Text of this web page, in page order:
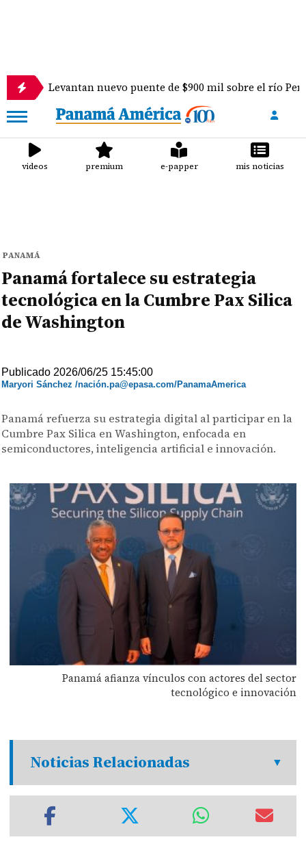
Levantan nuevo puente de $900 mil sobre el río Perequeté
videos premium e-papper mis noticias
PANAMÁ
Panamá fortalece su estrategia
tecnológica en la Cumbre Pax Silica
de Washington
Publicado 2026/06/25 15:45:00
Maryori Sánchez /nación.pa@epasa.com/PanamaAmerica
Panamá refuerza su estrategia digital al participar en la
Cumbre Pax Silica en Washington, enfocada en
semiconductores, inteligencia artificial e innovación.
Panamá afianza vínculos con actores del sector
tecnológico e innovación
Noticias Relacionadas